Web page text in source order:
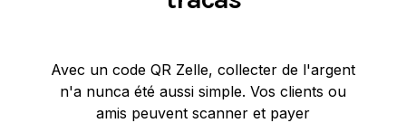
Avec un code QR Zelle, collecter de l'argent
n'a nunca été aussi simple. Vos clients ou
amis peuvent scanner et payer